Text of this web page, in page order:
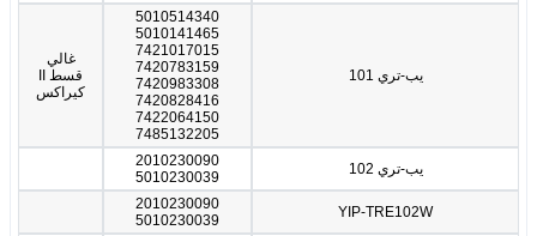
يب-تري 101
5010514340
5010141465
7421017015
7420783159
7420983308
7420828416
7422064150
7485132205
غالي
قسط II
كيراكس
يب-تري 102
2010230090
5010230039
YIP-TRE102W
2010230090
5010230039